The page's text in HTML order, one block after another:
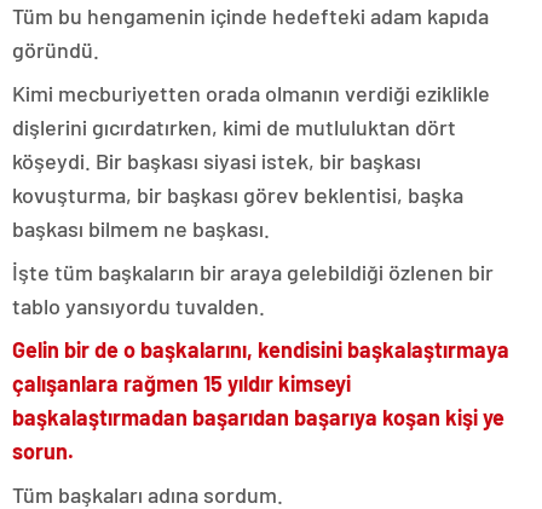
Tüm bu hengamenin içinde hedefteki adam kapıda
göründü.
Kimi mecburiyetten orada olmanın verdiği eziklikle
dişlerini gıcırdatırken, kimi de mutluluktan dört
köşeydi. Bir başkası siyasi istek, bir başkası
kovuşturma, bir başkası görev beklentisi, başka
başkası bilmem ne başkası.
İşte tüm başkaların bir araya gelebildiği özlenen bir
tablo yansıyordu tuvalden.
Gelin bir de o başkalarını, kendisini başkalaştırmaya
çalışanlara rağmen 15 yıldır kimseyi
başkalaştırmadan başarıdan başarıya koşan kişi ye
sorun.
Tüm başkaları adına sordum.